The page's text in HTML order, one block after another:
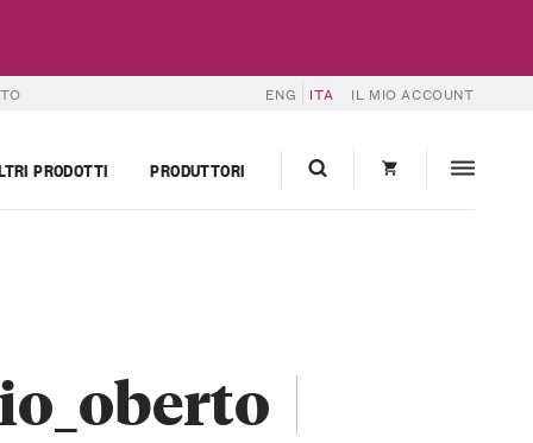
ENG ITA IL MIO ACCOUNT
PRODOTTI PRODUTTORI